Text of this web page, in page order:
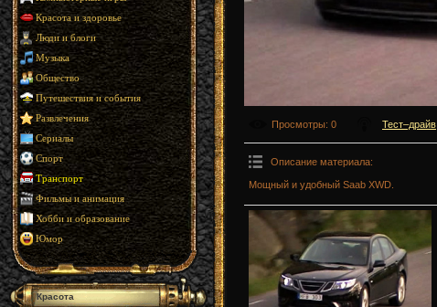
Красота и здоровье
Люди и блоги
Музыка
Общество
Путешествия и события
Развлечения
Сериалы
Спорт
Транспорт
Фильмы и анимация
Хобби и образование
Юмор
Красота
Просмотры: 0 Тест–драйв
Описание материала:
Мощный и удобный Saab XWD.